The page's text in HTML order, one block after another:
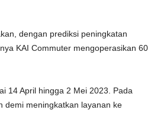
dengan prediksi peningkatan
KAI Commuter mengoperasikan 60
14 April hingga 2 Mei 2023. Pada
demi meningkatkan layanan ke